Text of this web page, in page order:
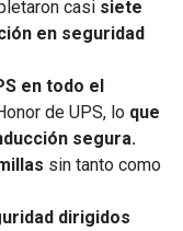
casi siete
en seguridad
en todo el
de UPS, lo que
segura.
sin tanto como
dirigidos